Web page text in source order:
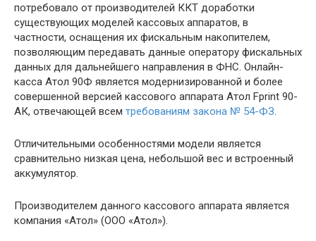
потребовало от производителей ККТ доработки
существующих моделей кассовых аппаратов, в
частности, оснащения их фискальным накопителем,
позволяющим передавать данные оператору фискальных
данных для дальнейшего направления в ФНС. Онлайн-
касса Атол 90Ф является модернизированной и более
совершенной версией кассового аппарата Атол Fprint 90-
АК, отвечающей всем требованиям закона № 54-ФЗ.
Отличительными особенностями модели является
сравнительно низкая цена, небольшой вес и встроенный
аккумулятор.
Производителем данного кассового аппарата является
компания «Атол» (ООО «Атол»).